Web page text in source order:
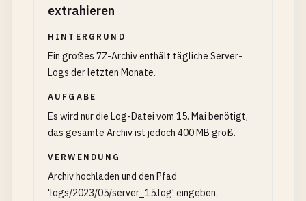
extrahieren
HINTERGRUND
Ein großes 7Z-Archiv enthält tägliche Server-
Logs der letzten Monate.
AUFGABE
Es wird nur die Log-Datei vom 15. Mai benötigt,
das gesamte Archiv ist jedoch 400 MB groß.
VERWENDUNG
Archiv hochladen und den Pfad
'logs/2023/05/server_15.log' eingeben.